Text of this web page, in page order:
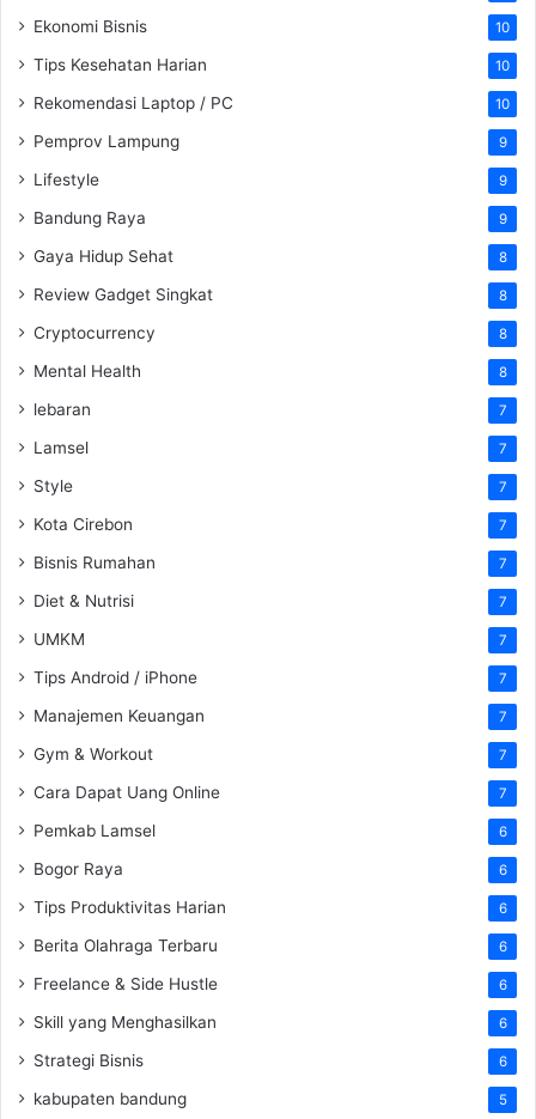
Ekonomi Bisnis 10
Tips Kesehatan Harian 10
Rekomendasi Laptop / PC 10
Pemprov Lampung 9
Lifestyle 9
Bandung Raya 9
Gaya Hidup Sehat 8
Review Gadget Singkat 8
Cryptocurrency 8
Mental Health 8
lebaran 7
Lamsel 7
Style 7
Kota Cirebon 7
Bisnis Rumahan 7
Diet & Nutrisi 7
UMKM 7
Tips Android / iPhone 7
Manajemen Keuangan 7
Gym & Workout 7
Cara Dapat Uang Online 7
Pemkab Lamsel 6
Bogor Raya 6
Tips Produktivitas Harian 6
Berita Olahraga Terbaru 6
Freelance & Side Hustle 6
Skill yang Menghasilkan 6
Strategi Bisnis 6
kabupaten bandung 5